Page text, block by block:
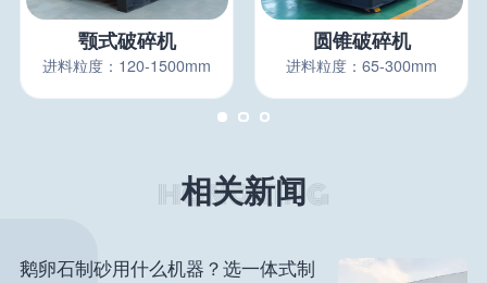
颚式破碎机
进料粒度：120-1500mm
圆锥破碎机
进料粒度：65-300mm
相关新闻
鹅卵石制砂用什么机器？选一体式制